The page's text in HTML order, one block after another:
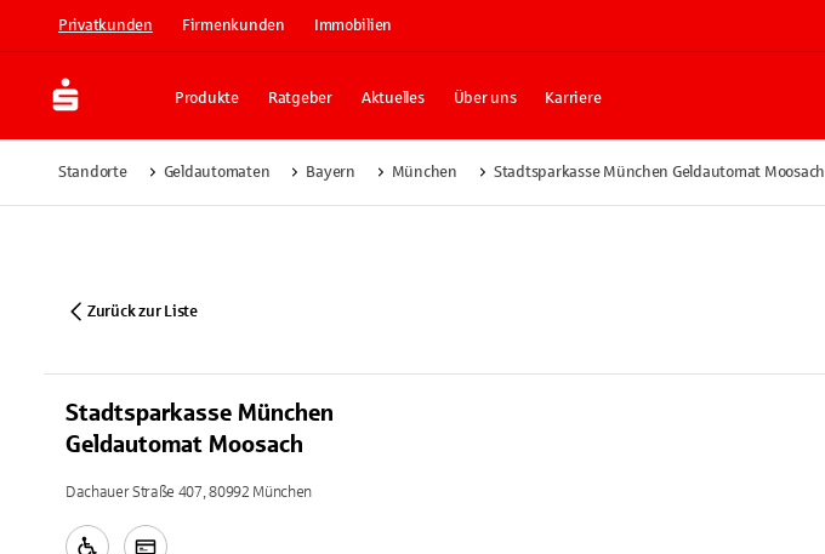
Privatkunden Firmenkunden Immobilien
Produkte Ratgeber Aktuelles Über uns Karriere
Standorte Geldautomaten Bayern München Stadtsparkasse München Geldautomat Moosach
Zurück zur Liste
Stadtsparkasse München
Geldautomat Moosach
Dachauer Straße 407, 80992 München